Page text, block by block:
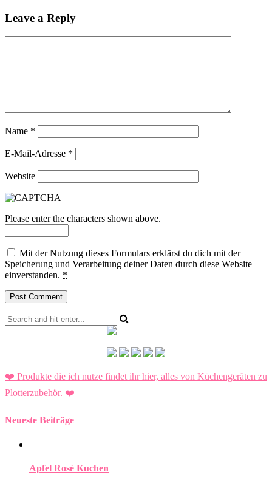
Leave a Reply
Name *
E-Mail-Adresse *
Website
Please enter the characters shown above.
Mit der Nutzung dieses Formulars erklärst du dich mit der
Speicherung und Verarbeitung deiner Daten durch diese Website
einverstanden. *
❤️ Produkte die ich nutze findet ihr hier, alles von Küchengeräten zu
Plotterzubehör. ❤️
Neueste Beiträge
Apfel Rosé Kuchen